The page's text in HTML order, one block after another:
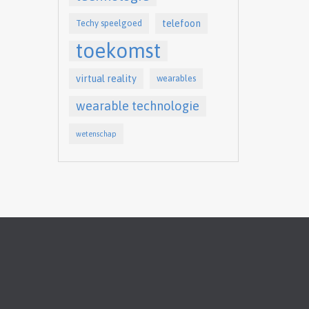
Techy speelgoed telefoon
toekomst
virtual reality wearables
wearable technologie
wetenschap